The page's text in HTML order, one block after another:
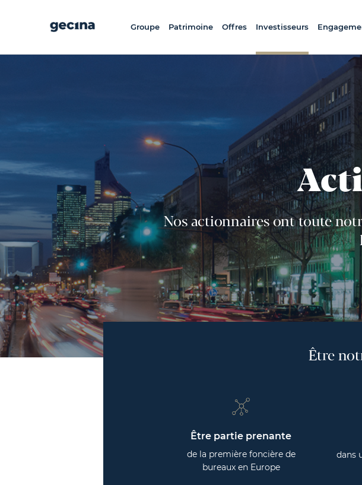
Groupe Patrimoine Offres Investisseurs
Nos actionnaires ont toute
Être
Être partie prenante
de la première foncière de
bureaux en Europe
dans